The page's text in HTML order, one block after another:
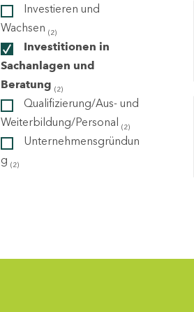
Investieren und
Wachsen (2)
Investitionen in
Sachanlagen und
Beratung (2)
Qualifizierung/Aus- und
Weiterbildung/Personal (2)
Unternehmensgründun
g (2)